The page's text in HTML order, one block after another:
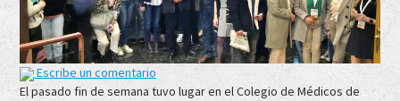
Escribe un comentario
El pasado fin de semana tuvo lugar en el Colegio de Médicos de